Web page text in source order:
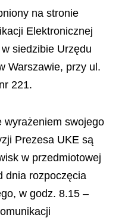
na stronie
Elektronicznej
siedzibie Urzędu
Warszawie, przy ul.
221.
wyrażeniem swojego
Prezesa UKE są
w przedmiotowej
dnia rozpoczęcia
w godz. 8.15 –